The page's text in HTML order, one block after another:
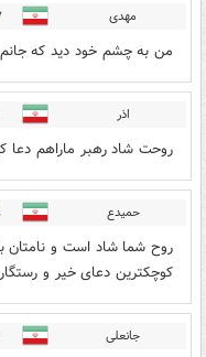
مهدی
من به چشم خود دید که
اذر
روحت شاد رهبر ماراهم دعا
حمیدع
روح شما شاد است و نامتان
کوچکترین دعای خیر و
جانعلی